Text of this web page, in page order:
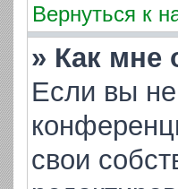
Вернуться к
» Как мне
Если вы
свои